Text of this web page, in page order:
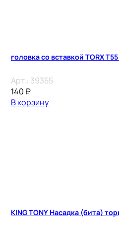
головка со
Арт.: 39355
140 ₽
В корзину
KING TONY Насадка (бита)